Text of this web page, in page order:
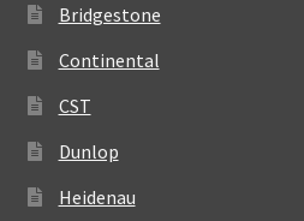
Bridgestone
Continental
CST
Dunlop
Heidenau